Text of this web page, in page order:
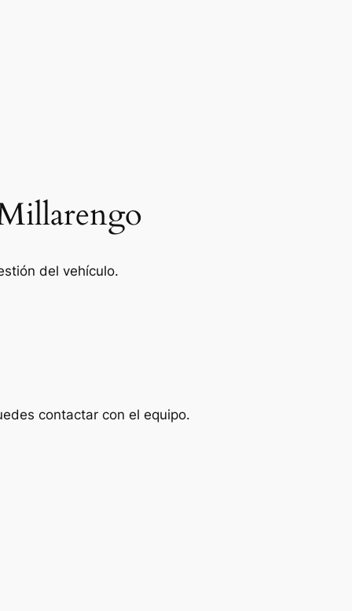
del vehículo.
contactar con el equipo.